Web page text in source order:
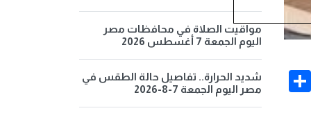
Share
مواقيت الصلاة في محافظات مصر
اليوم الجمعة 7 أغسطس 2026
شديد الحرارة.. تفاصيل حالة الطقس في
مصر اليوم الجمعة 7-8-2026